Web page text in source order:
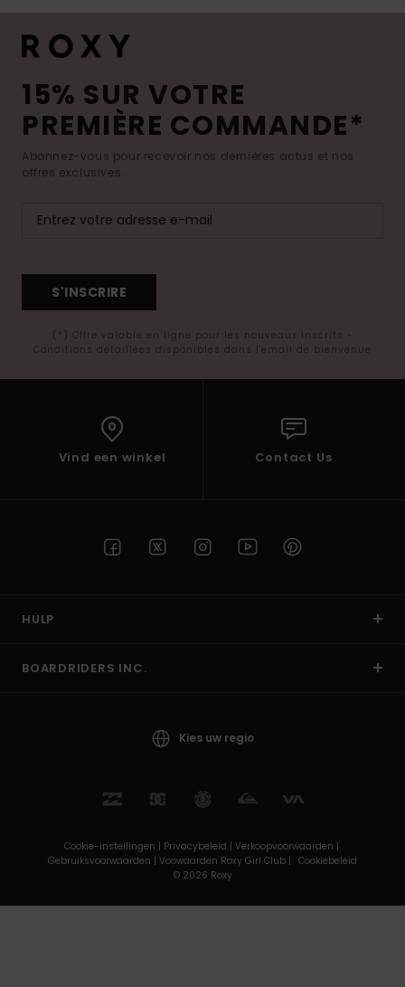
15% SUR VOTRE
PREMIÈRE COMMANDE*
Abonnez-vous pour recevoir nos dernières actus et nos
offres exclusives.
S'INSCRIRE
(*) Offre valable en ligne pour les nouveaux inscrits -
Conditions détaillées disponibles dans l'email de bienvenue
Vind een winkel Contact Us
HULP
BOARDRIDERS INC.
Kies uw regio
Cookie-instellingen | Privacybeleid | Verkoopvoorwaarden |
Gebruiksvoorwaarden | Voowaarden Roxy Girl Club | Cookiebeleid
© 2026 Roxy